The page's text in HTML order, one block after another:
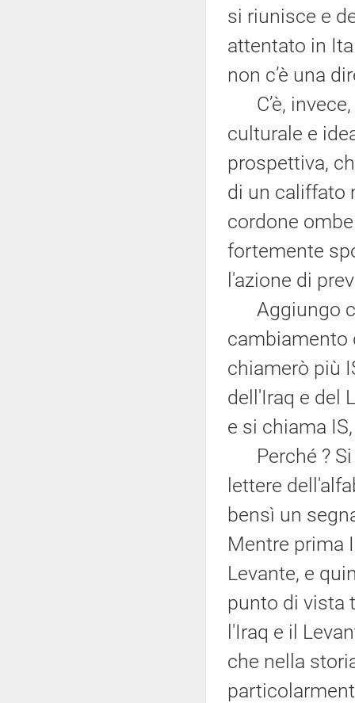
si riunisce e
attentato in
non c’è una
C’è,
culturale e
prospettiva,
di un califfato
cordone
fortemente
l'azione di
Aggiungo
cambiamento
chiamerò più
dell'Iraq e del
e si chiama
Perché ? Si
lettere
bensì un
Mentre prima
Levante, e
punto di vista
l'Iraq e il
che nella